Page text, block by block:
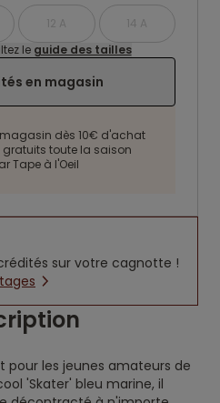
12 A
14 A
le guide des tailles
en magasin
magasin dès 10€ d'achat
gratuits toute la saison
Tape à l'Oeil
sur votre cagnotte !
les jeunes amateurs de
'Skater' bleu marine, il